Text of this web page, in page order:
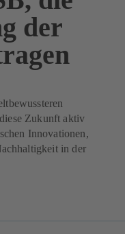
der
Zukunft aktiv
Innovationen,
in der